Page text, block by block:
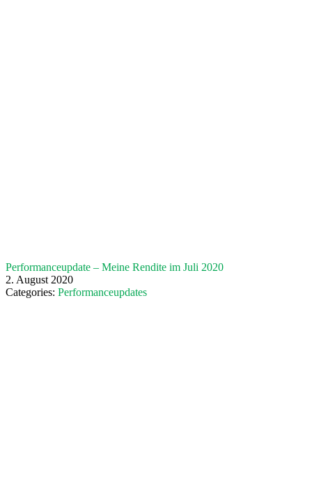
Performanceupdate – Meine Rendite im Juli 2020
2. August 2020
Categories: Performanceupdates